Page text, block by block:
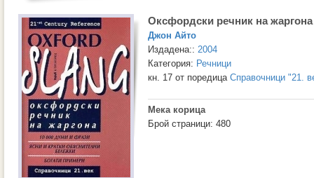
Оксфордски речник на жаргона
Джон Айто
Издадена:: 2004
Категория: Речници
кн. 17 от поредица Справочници "21.
Мека корица
Брой страници: 480